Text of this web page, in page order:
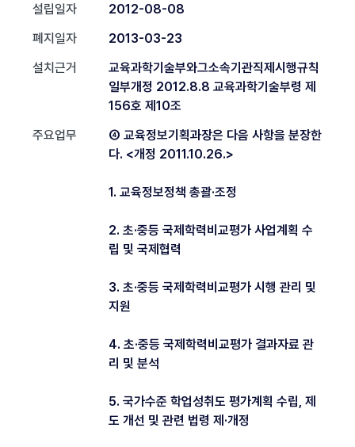
설립일자
2012-08-08
폐지일자
2013-03-23
설치근거
교육과학기술부와그소속기관직제시행규칙
일부개정 2012.8.8 교육과학기술부령 제
156호 제10조
주요업무
④ 교육정보기획과장은 다음 사항을 분장한
다. <개정 2011.10.26.>
1. 교육정보정책 총괄·조정
2. 초·중등 국제학력비교평가 사업계획 수
립 및 국제협력
3. 초·중등 국제학력비교평가 시행 관리 및
지원
4. 초·중등 국제학력비교평가 결과자료 관
리 및 분석
5. 국가수준 학업성취도 평가계획 수립, 제
도 개선 및 관련 법령 제·개정